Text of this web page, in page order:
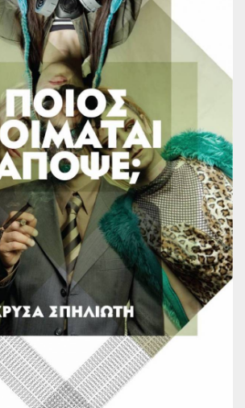
Ελληνική Ποίηση
Παγκόσμια Πεζογραφία
Παγκόσμια Ποίηση
Βιβλία για Παιδιά
Εφηβική Λογοτεχνία
Ελληνικό Θέατρο
Παγκόσμιο Θέατρο
Ιστορία
Βιογραφίες
Ψυχολογία
Εκπαίδευση
Λεξικά